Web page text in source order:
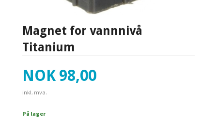
Magnet for vannnivå
Titanium
Pris
NOK 98,00
inkl. mva.
På lager